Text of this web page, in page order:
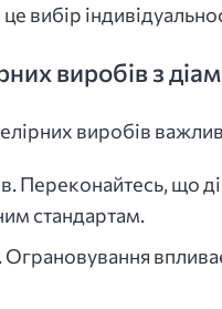
вибір
виробів з
виробів
Переконайтесь, що
стандартам.
Ограновування